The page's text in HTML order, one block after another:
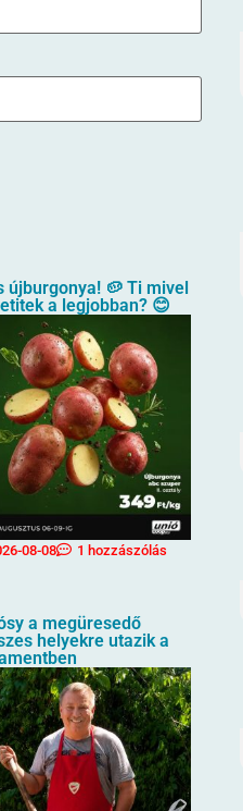
újburgonya! 🥔 Ti mivel
a legjobban? 😊
08-08 1 hozzászólás
a megüresedő
helyekre utazik a